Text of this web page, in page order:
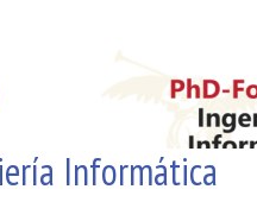
Informática